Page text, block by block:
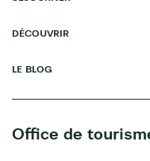
DÉCOUVRIR
LE BLOG
Office de